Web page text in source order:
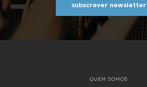
subscrever newsletter
QUEM SOMOS